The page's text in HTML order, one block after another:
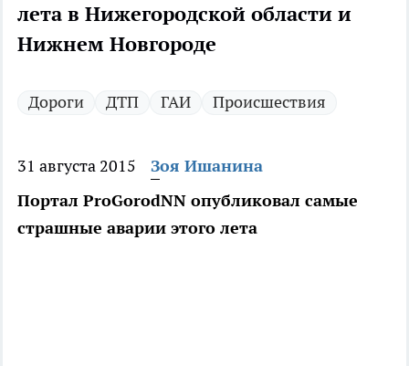
лета в Нижегородской области и
Нижнем Новгороде
Дороги ДТП ГАИ Происшествия
31 августа 2015
Зоя Ишанина
Портал ProGorodNN опубликовал самые
страшные аварии этого лета